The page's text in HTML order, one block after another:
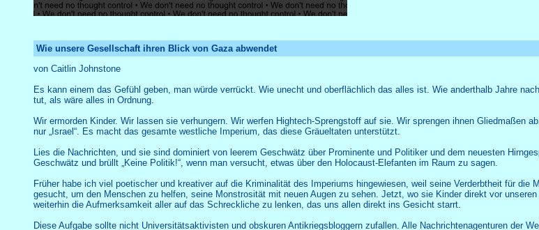
Wie unsere Gesellschaft ihren Blick von Gaza abwendet
von Caitlin Johnstone
Es kann einem das Gefühl geben, man würde verrückt. Wie unecht und oberflächlich das alles ist. Wie anderthalb Jahre
tut, als wäre alles in Ordnung.
Wir ermorden Kinder. Wir lassen sie verhungern. Wir werfen Hightech-Sprengstoff auf sie. Wir sprengen ihnen Gliedmaßen
nur „Israel“. Es macht das gesamte westliche Imperium, das diese Gräueltaten unterstützt.
Lies die Nachrichten, und sie sind dominiert von leerem Geschwätz über Prominente und Politiker und dem neuesten
Geschwätz und brüllt „Keine Politik!“, wenn man versucht, etwas über den Holocaust-Elefanten im Raum zu sagen.
Früher habe ich viel poetischer und kreativer auf die Kriminalität des Imperiums hingewiesen, weil seine Verderbtheit für
gesucht, um den Menschen zu helfen, seine Monstrosität mit neuen Augen zu sehen. Jetzt, wo sie Kinder direkt vor
weiterhin die Aufmerksamkeit aller auf das Schreckliche zu lenken, das uns allen direkt ins Gesicht starrt.
Diese Aufgabe sollte nicht Universitätsaktivisten und obskuren Antikriegsbloggern zufallen. Alle Nachrichtenagenturen der